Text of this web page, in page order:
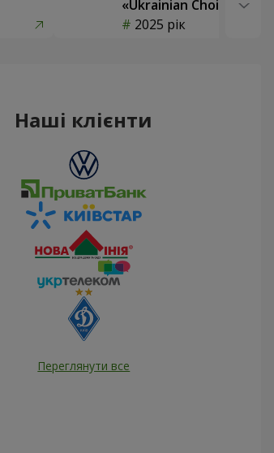
«Ukrainian Choice»
2025 рік
Наші клієнти
Переглянути все